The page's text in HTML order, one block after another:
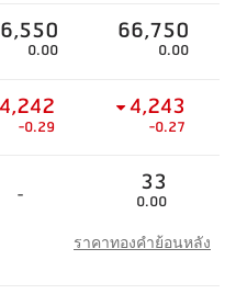
0.00
66,750
0.00
4,242
-0.29
4,243
-0.27
- 33
0.00
ราคาทองคำย้อนหลัง